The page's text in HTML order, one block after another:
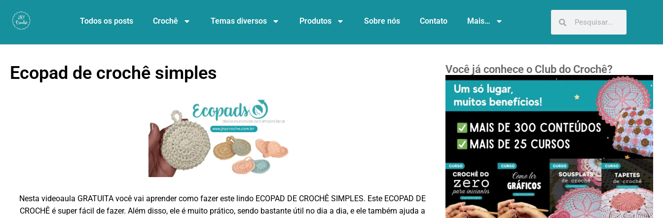
Todos os posts Crochê Temas diversos Produtos Sobre nós Contato Mais…
Você já conhece o Club do Crochê?
Ecopad de crochê simples
Nesta videoaula GRATUITA você vai aprender como fazer este lindo ECOPAD DE CROCHÊ SIMPLES. Este ECOPAD DE
CROCHÊ é super fácil de fazer. Além disso, ele é muito prático, sendo bastante útil no dia a dia, e ele também ajuda a